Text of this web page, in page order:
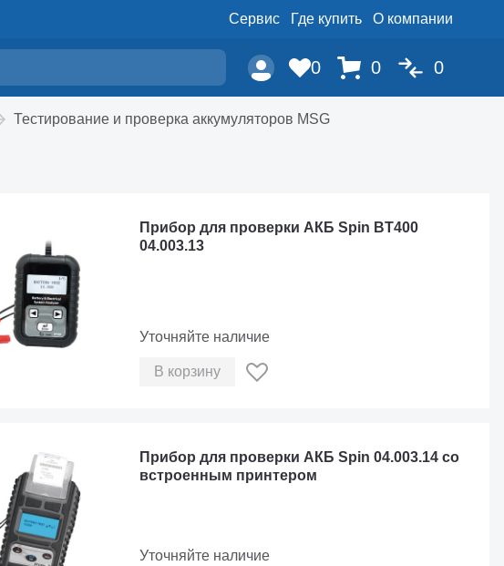
Сервис Где купить О компании
0 0 0
Тестирование и проверка аккумуляторов MSG
Прибор для проверки АКБ Spin BT400
04.003.13
Уточняйте наличие
В корзину
Прибор для проверки АКБ Spin 04.003.14 со
встроенным принтером
Уточняйте наличие